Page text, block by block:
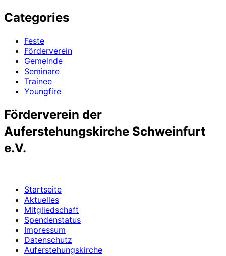
Categories
Feste
Förderverein
Gemeinde
Seminare
Trainee
Youngfire
Förderverein der
Auferstehungskirche Schweinfurt
e.V.
Startseite
Aktuelles
Mitgliedschaft
Spendenstatus
Impressum
Datenschutz
Auferstehungskirche